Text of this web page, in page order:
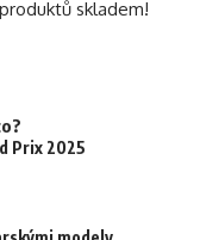
skladem!
Prix 2025